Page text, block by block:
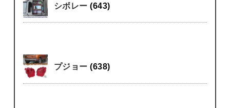
シボレー(643)
プジョー(638)